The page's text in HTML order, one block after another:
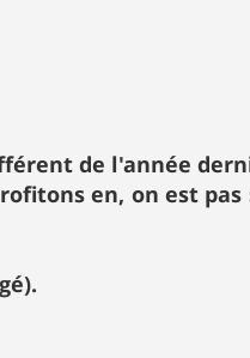
de l'année
en, on est